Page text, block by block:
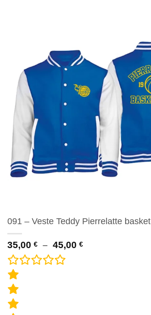
091 – Veste Teddy Pierrelatte basket
35,00 € – 45,00 €Plage